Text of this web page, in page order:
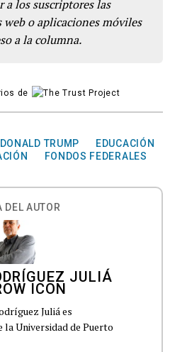
a los suscriptores las
o aplicaciones móviles
a la columna.
de
DONALD TRUMP
EDUCACIÓN
FONDOS FEDERALES
DEL AUTOR
JULIÁ
Juliá es
Universidad de Puerto